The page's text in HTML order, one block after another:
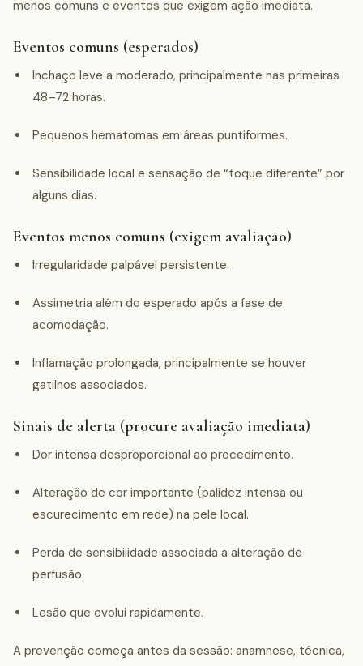
menos comuns e eventos que exigem ação imediata.
Eventos comuns (esperados)
Inchaço leve a moderado, principalmente nas primeiras
48–72 horas.
Pequenos hematomas em áreas puntiformes.
Sensibilidade local e sensação de “toque diferente” por
alguns dias.
Eventos menos comuns (exigem avaliação)
Irregularidade palpável persistente.
Assimetria além do esperado após a fase de
acomodação.
Inflamação prolongada, principalmente se houver
gatilhos associados.
Sinais de alerta (procure avaliação imediata)
Dor intensa desproporcional ao procedimento.
Alteração de cor importante (palidez intensa ou
escurecimento em rede) na pele local.
Perda de sensibilidade associada a alteração de
perfusão.
Lesão que evolui rapidamente.
A prevenção começa antes da sessão: anamnese, técnica,